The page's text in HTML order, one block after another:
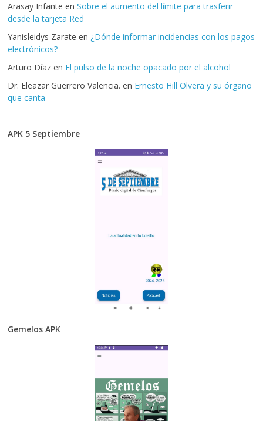
Arasay Infante enSobre el aumento del límite para trasferir
desde la tarjeta Red
Yanisleidys Zarate en ¿Dónde informar incidencias con los pagos
electrónicos?
Arturo Díaz en El pulso de la noche opacado por el alcohol
Dr. Eleazar Guerrero Valencia. en Ernesto Hill Olvera y su órgano
que canta
APK 5 Septiembre
Gemelos APK